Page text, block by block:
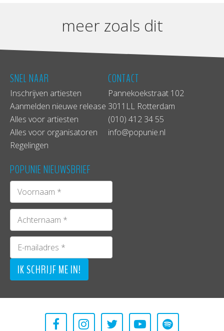
meer zoals dit
SNEL NAAR
Inschrijven artiesten
Aanmelden nieuwe release
Alles voor artiesten
Alles voor organisatoren
Regelingen
CONTACT
Pannekoekstraat 102
3011LL Rotterdam
(010) 412 34 55
info@popunie.nl
POPUNIE NIEUWSBRIEF